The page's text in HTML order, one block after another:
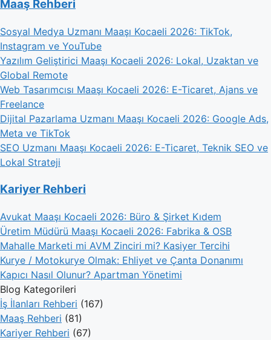
Maaş Rehberi
Sosyal Medya Uzmanı Maaşı Kocaeli 2026: TikTok,
Instagram ve YouTube
Yazılım Geliştirici Maaşı Kocaeli 2026: Lokal, Uzaktan ve
Global Remote
Web Tasarımcısı Maaşı Kocaeli 2026: E-Ticaret, Ajans ve
Freelance
Dijital Pazarlama Uzmanı Maaşı Kocaeli 2026: Google Ads,
Meta ve TikTok
SEO Uzmanı Maaşı Kocaeli 2026: E-Ticaret, Teknik SEO ve
Lokal Strateji
Kariyer Rehberi
Avukat Maaşı Kocaeli 2026: Büro & Şirket Kıdem
Üretim Müdürü Maaşı Kocaeli 2026: Fabrika & OSB
Mahalle Marketi mi AVM Zinciri mi? Kasiyer Tercihi
Kurye / Motokurye Olmak: Ehliyet ve Çanta Donanımı
Kapıcı Nasıl Olunur? Apartman Yönetimi
Blog Kategorileri
İş İlanları Rehberi (167)
Maaş Rehberi (81)
Kariyer Rehberi (67)